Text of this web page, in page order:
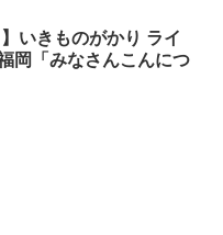
】いきものがかり ライ
岡「みなさんこんにつ